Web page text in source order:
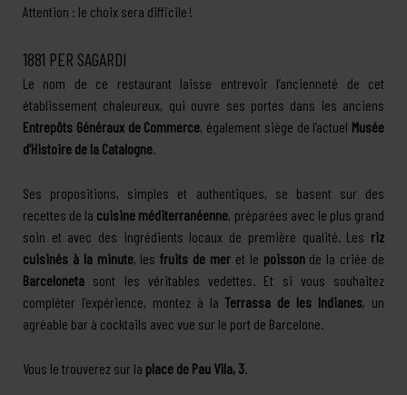
Attention : le choix sera difficile !
1881 PER SAGARDI
Le nom de ce restaurant laisse entrevoir l’ancienneté de cet
établissement chaleureux, qui ouvre ses portes dans les anciens
Entrepôts Généraux de Commerce, également siège de l’actuel Musée
d’Histoire de la Catalogne.
Ses propositions, simples et authentiques, se basent sur des
recettes de la cuisine méditerranéenne, préparées avec le plus grand
soin et avec des ingrédients locaux de première qualité. Les riz
cuisinés à la minute, lesfruits de mer et le poissonde la criée de
Barceloneta sont les véritables vedettes. Et si vous souhaitez
compléter l’expérience, montez à la Terrassa de les Indianes, un
agréable bar à cocktails avec vue sur le port de Barcelone.
Vous le trouverez sur la place de Pau Vila, 3.